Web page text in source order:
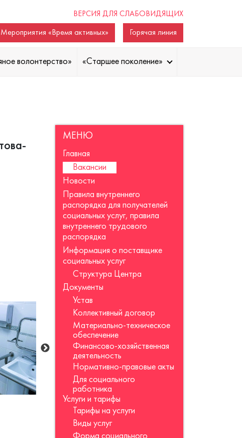
ВЕРСИЯ ДЛЯ СЛАБОВИДЯЩИХ
Мероприятия «Время активных» Горячая линия
волонтерство» «Старшее поколение»
МЕНЮ
Главная
Вакансии
Новости
Правила внутреннего
распорядка для получателей
социальных услуг, правила
внутреннего трудового
распорядка
Информация о поставщике
социальных услуг
Структура Центра
Документы
Устав
Коллективный договор
Материально-техническое
обеспечение
Финансово-хозяйственная
деятельность
Нормативно-правовые акты
Для социального
работника
Услуги и тарифы
Тарифы на услуги
Виды услуг
Форма социального